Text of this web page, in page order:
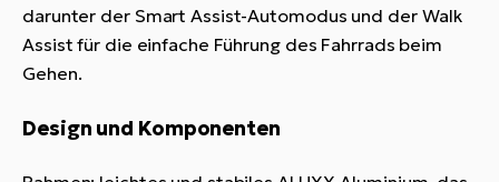
darunter der Smart Assist-Automodus und der Walk
Assist für die einfache Führung des Fahrrads beim
Gehen.
Design und Komponenten